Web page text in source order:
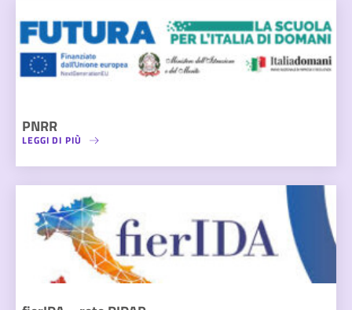
PNRR
LEGGI DI PIÙ